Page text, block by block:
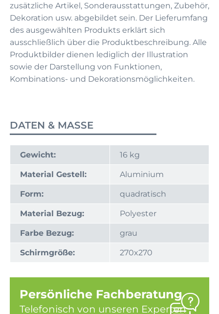
zusätzliche Artikel, Sonderausstattungen, Zubehör,
Dekoration usw. abgebildet sein. Der Lieferumfang
des ausgewählten Produkts erklärt sich
ausschließlich über die Produktbeschreibung. Alle
Produktbilder dienen lediglich der Illustration
sowie der Darstellung von Funktionen,
Kombinations- und Dekorationsmöglichkeiten.
DATEN & MASSE
Gewicht: 16 kg
Material Gestell: Aluminium
Form: quadratisch
Material Bezug: Polyester
Farbe Bezug: grau
Schirmgröße: 270x270
Persönliche Fachberatung
Telefonisch von unseren Experten